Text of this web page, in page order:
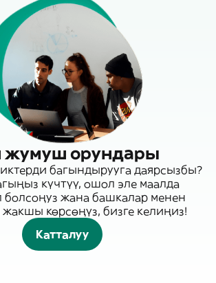
жумуш орундары
багындырууга даярсызбы?
күчтүү, ошол эле маалда
болсоңуз жана башкалар менен
көрсөңүз, бизге келиңиз!
Катталуу